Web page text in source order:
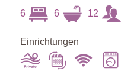
6 6 12
Einrichtungen